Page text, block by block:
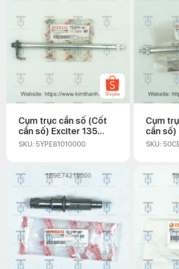
Cụm trục cần số (Cốt
cần số) Exciter 135
2010
SKU: 5YPE81010000
Cụm
cần số)
2011
SKU: